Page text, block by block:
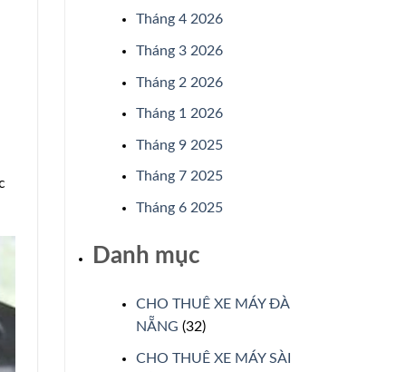
Tháng 4 2026
Tháng 3 2026
Tháng 2 2026
Tháng 1 2026
Tháng 9 2025
Tháng 7 2025
Tháng 6 2025
Danh mục
CHO THUÊ XE MÁY ĐÀ
NẴNG (32)
CHO THUÊ XE MÁY SÀI